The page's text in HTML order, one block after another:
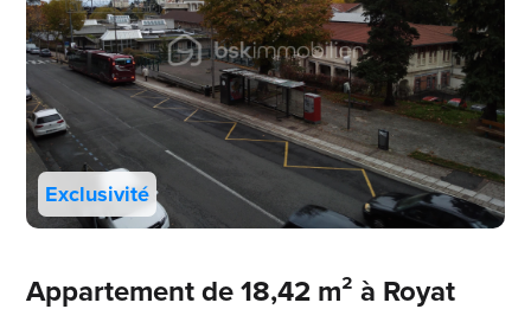
Exclusivité
Appartement de 18,42 m² à Royat